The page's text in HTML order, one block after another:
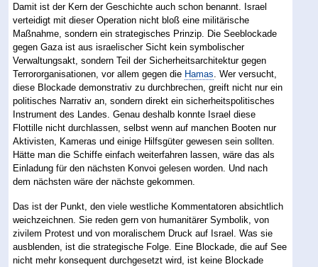
Damit ist der Kern der Geschichte auch schon benannt. Israel
verteidigt mit dieser Operation nicht bloß eine militärische
Maßnahme, sondern ein strategisches Prinzip. Die Seeblockade
gegen Gaza ist aus israelischer Sicht kein symbolischer
Verwaltungsakt, sondern Teil der Sicherheitsarchitektur gegen
Terrororganisationen, vor allem gegen die Hamas . Wer versucht,
diese Blockade demonstrativ zu durchbrechen, greift nicht nur ein
politisches Narrativ an, sondern direkt ein sicherheitspolitisches
Instrument des Landes. Genau deshalb konnte Israel diese
Flottille nicht durchlassen, selbst wenn auf manchen Booten nur
Aktivisten, Kameras und einige Hilfsgüter gewesen sein sollten.
Hätte man die Schiffe einfach weiterfahren lassen, wäre das als
Einladung für den nächsten Konvoi gelesen worden. Und nach
dem nächsten wäre der nächste gekommen.
Das ist der Punkt, den viele westliche Kommentatoren absichtlich
weichzeichnen. Sie reden gern von humanitärer Symbolik, von
zivilem Protest und von moralischem Druck auf Israel. Was sie
ausblenden, ist die strategische Folge. Eine Blockade, die auf See
nicht mehr konsequent durchgesetzt wird, ist keine Blockade